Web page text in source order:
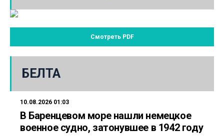
Смотреть PDF
БЕЛТА
10.08.2026 01:03
В Баренцевом море нашли немецкое
военное судно, затонувшее в 1942 году